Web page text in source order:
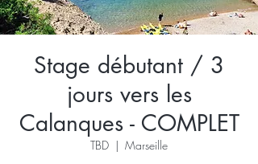
Stage débutant / 3
jours vers les
Calanques - COMPLET
TBD
  |
Marseille